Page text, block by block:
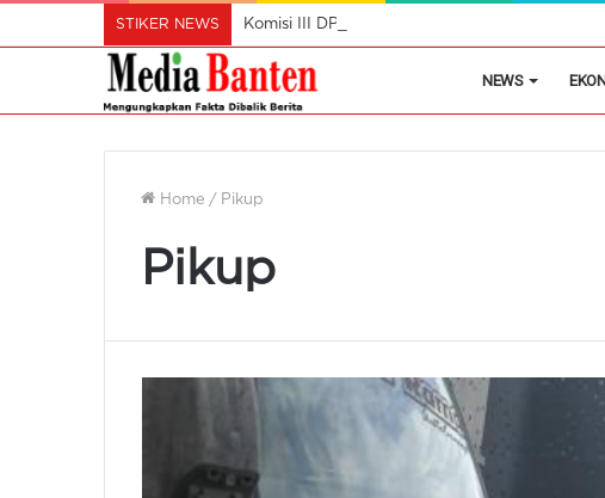
STIKER NEWS Komisi III DPR RI Apresiasi Polres Tangsel
NEWS
Home / Pikup
Pikup